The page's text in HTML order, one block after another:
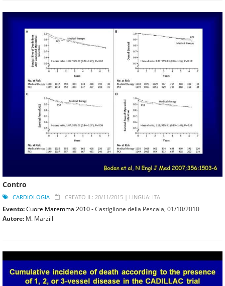
Contro
CARDIOLOGIA CREATO IL: 20/11/2015 | LINGUA: ITA
Evento:Cuore Maremma 2010- Castiglione della Pescaia, 01/10/2010
Autore: M. Marzilli